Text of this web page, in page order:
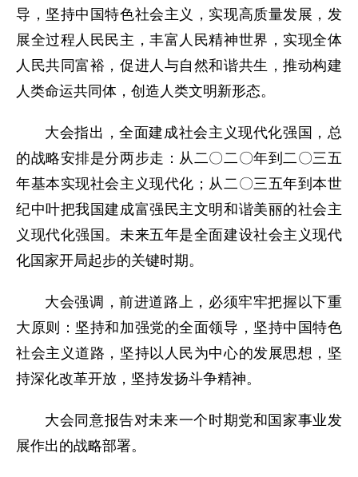
导，坚持中国特色社会主义，实现高质量发展，发
展全过程人民民主，丰富人民精神世界，实现全体
人民共同富裕，促进人与自然和谐共生，推动构建
人类命运共同体，创造人类文明新形态。
大会指出，全面建成社会主义现代化强国，总
的战略安排是分两步走：从二〇二〇年到二〇三五
年基本实现社会主义现代化；从二〇三五年到本世
纪中叶把我国建成富强民主文明和谐美丽的社会主
义现代化强国。未来五年是全面建设社会主义现代
化国家开局起步的关键时期。
大会强调，前进道路上，必须牢牢把握以下重
大原则：坚持和加强党的全面领导，坚持中国特色
社会主义道路，坚持以人民为中心的发展思想，坚
持深化改革开放，坚持发扬斗争精神。
大会同意报告对未来一个时期党和国家事业发
展作出的战略部署。